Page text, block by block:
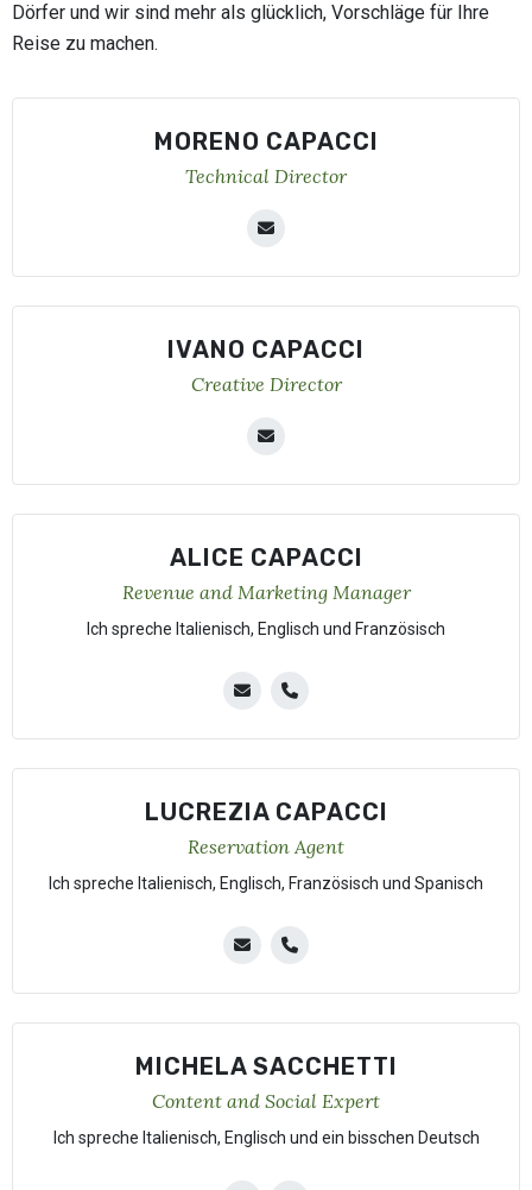
Dörfer und wir sind mehr als glücklich, Vorschläge für Ihre
Reise zu machen.
MORENO CAPACCI
Technical Director
IVANO CAPACCI
Creative Director
ALICE CAPACCI
Revenue and Marketing Manager
Ich spreche Italienisch, Englisch und Französisch
LUCREZIA CAPACCI
Reservation Agent
Ich spreche Italienisch, Englisch, Französisch und Spanisch
MICHELA SACCHETTI
Content and Social Expert
Ich spreche Italienisch, Englisch und ein bisschen Deutsch